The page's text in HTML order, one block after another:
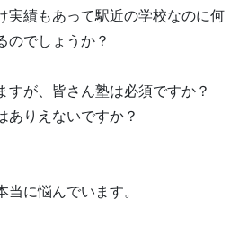
実績もあって駅近の学校なのに何
でしょうか？
すが、皆さん塾は必須ですか？
ありえないですか？
に悩んでいます。